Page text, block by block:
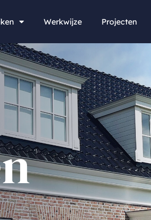
Werkwijze Projecten